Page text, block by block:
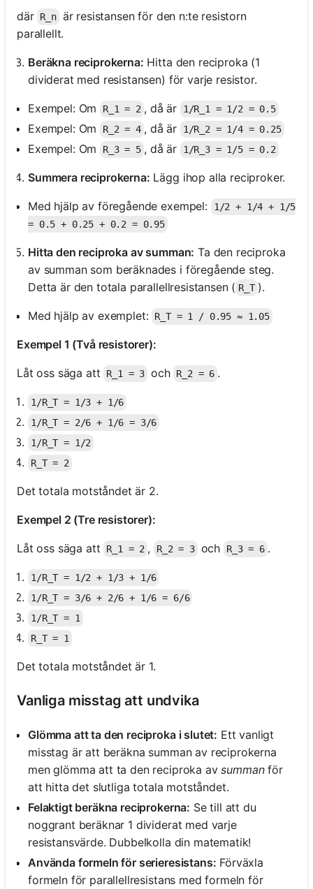
där R_n är resistansen för den n:te resistorn
parallellt.
Beräkna reciprokerna: Hitta den reciproka (1
dividerat med resistansen) för varje resistor.
Exempel: Om R_1 = 2 , då är 1/R_1 = 1/2 = 0.5
Exempel: Om R_2 = 4 , då är 1/R_2 = 1/4 = 0.25
Exempel: Om R_3 = 5 , då är 1/R_3 = 1/5 = 0.2
Summera reciprokerna: Lägg ihop alla reciproker.
Med hjälp av föregående exempel:
1/2 + 1/4 + 1/5
= 0.5 + 0.25 + 0.2 = 0.95
Hitta den reciproka av summan: Ta den reciproka
av summan som beräknades i föregående steg.
Detta är den totala parallellresistansen ( R_T ).
Med hjälp av exemplet: R_T = 1 / 0.95 ≈ 1.05
Exempel 1 (Två resistorer):
Låt oss säga att R_1 = 3 och R_2 = 6 .
1/R_T = 1/3 + 1/6
1/R_T = 2/6 + 1/6 = 3/6
1/R_T = 1/2
R_T = 2
Det totala motståndet är 2.
Exempel 2 (Tre resistorer):
Låt oss säga att R_1 = 2 , R_2 = 3 och R_3 = 6 .
1/R_T = 1/2 + 1/3 + 1/6
1/R_T = 3/6 + 2/6 + 1/6 = 6/6
1/R_T = 1
R_T = 1
Det totala motståndet är 1.
Vanliga misstag att undvika
Glömma att ta den reciproka i slutet: Ett vanligt
misstag är att beräkna summan av reciprokerna
men glömma att ta den reciproka avsummanför
att hitta det slutliga totala motståndet.
Felaktigt beräkna reciprokerna: Se till att du
noggrant beräknar 1 dividerat med varje
resistansvärde. Dubbelkolla din matematik!
Använda formeln för serieresistans: Förväxla
formeln för parallellresistans med formeln för